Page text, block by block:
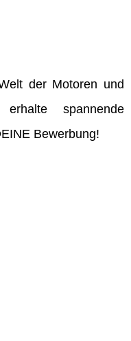
der Motoren und
spannende
Bewerbung!